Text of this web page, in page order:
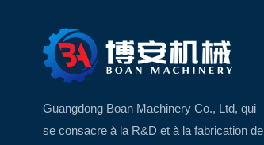
Guangdong Boan Machinery Co., Ltd, qui
se consacre à la R&D et à la fabrication de